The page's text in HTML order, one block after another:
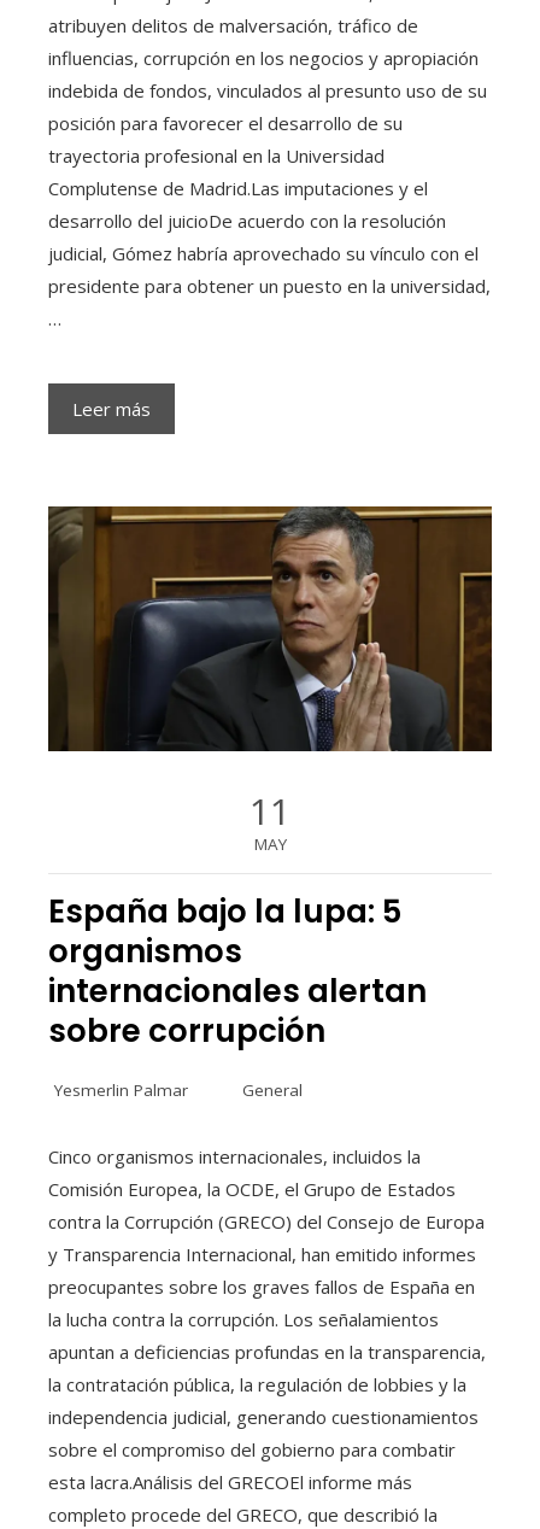
atribuyen delitos de malversación, tráfico de
influencias, corrupción en los negocios y apropiación
indebida de fondos, vinculados al presunto uso de su
posición para favorecer el desarrollo de su
trayectoria profesional en la Universidad
Complutense de Madrid.Las imputaciones y el
desarrollo del juicioDe acuerdo con la resolución
judicial, Gómez habría aprovechado su vínculo con el
presidente para obtener un puesto en la universidad,
…
Leer más
11
MAY
España bajo la lupa: 5
organismos
internacionales alertan
sobre corrupción
Yesmerlin Palmar General
Cinco organismos internacionales, incluidos la
Comisión Europea, la OCDE, el Grupo de Estados
contra la Corrupción (GRECO) del Consejo de Europa
y Transparencia Internacional, han emitido informes
preocupantes sobre los graves fallos de España en
la lucha contra la corrupción. Los señalamientos
apuntan a deficiencias profundas en la transparencia,
la contratación pública, la regulación de lobbies y la
independencia judicial, generando cuestionamientos
sobre el compromiso del gobierno para combatir
esta lacra.Análisis del GRECOEl informe más
completo procede del GRECO, que describió la